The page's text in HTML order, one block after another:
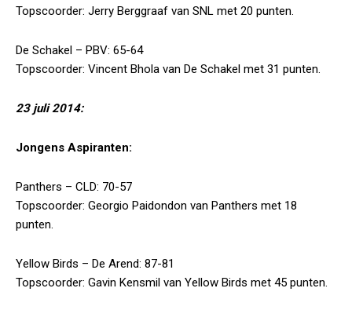
Topscoorder: Jerry Berggraaf van SNL met 20 punten.
De Schakel – PBV: 65-64
Topscoorder: Vincent Bhola van De Schakel met 31 punten.
23 juli 2014:
Jongens Aspiranten:
Panthers – CLD: 70-57
Topscoorder: Georgio Paidondon van Panthers met 18
punten.
Yellow Birds – De Arend: 87-81
Topscoorder: Gavin Kensmil van Yellow Birds met 45 punten.